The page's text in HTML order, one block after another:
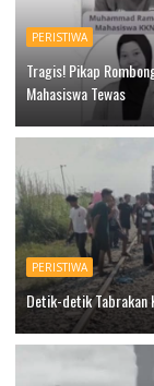
PERISTIWA
Tragis! Pikap
Mahasiswa Tewas
PERISTIWA
Detik-detik Tabrakan